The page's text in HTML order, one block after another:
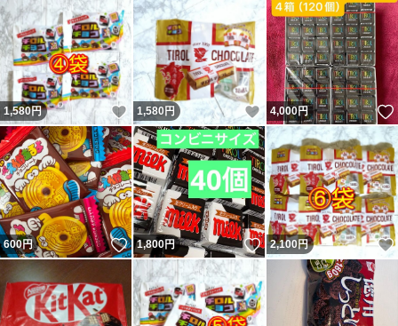
1,580円 いいね！
1,580円 いいね！
4,000円
600円 いいね！
1,800円 いいね！
2,100円